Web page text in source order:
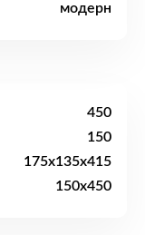
модерн
450
150
175x135x415
150x450